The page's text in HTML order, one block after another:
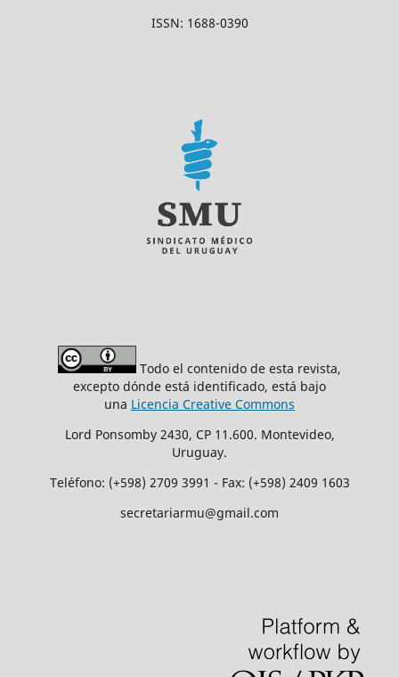
ISSN: 1688-0390
Todo el contenido de esta revista,
excepto dónde está identificado, está bajo
una Licencia Creative Commons
Lord Ponsomby 2430, CP 11.600. Montevideo,
Uruguay.
Teléfono: (+598) 2709 3991 - Fax: (+598) 2409 1603
secretariarmu@gmail.com